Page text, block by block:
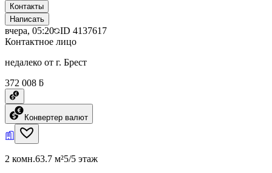
Контакты
Написать
вчера, 05:20 ID 4137617
Контактное лицо
недалеко от г. Брест
372 008 ƃ
Конвертер валют
2 комн.63.7 м²5/5 этаж